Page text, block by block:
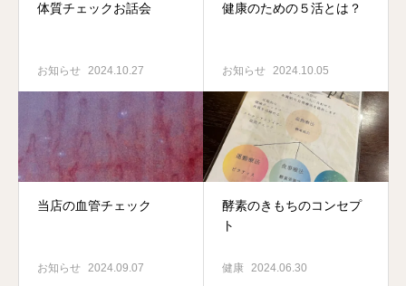
体質チェックお話会
お知らせ 2024.10.27
健康のための５活とは？
お知らせ 2024.10.05
当店の血管チェック
お知らせ 2024.09.07
酵素のきもちのコンセプ
ト
健康 2024.06.30